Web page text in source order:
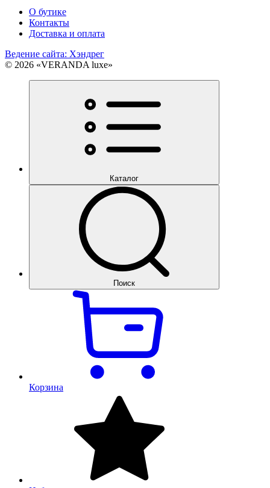
О бутике
Контакты
Доставка и оплата
Ведение сайта: Хэндрег
© 2026 «VERANDA luxe»
Каталог
Поиск
Корзина